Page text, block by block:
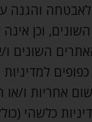
והגנה
וכן
השונים ו/
למדיניות
אחריות ו/או
כלשהי